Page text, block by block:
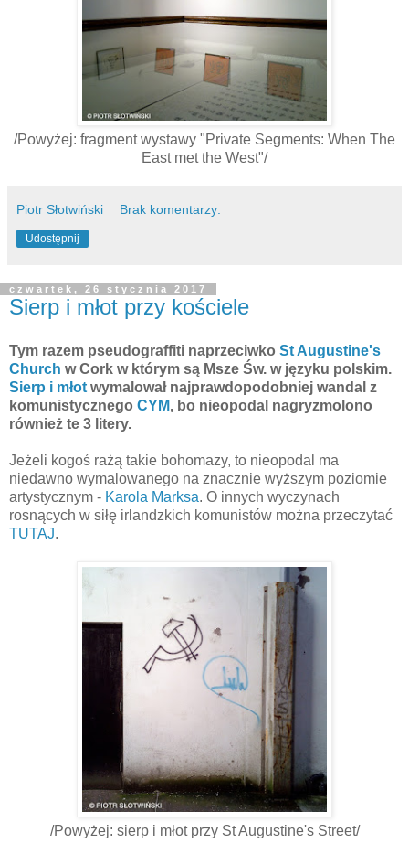
/Powyżej: fragment wystawy "Private Segments: When The
East met the West"/
Piotr Słotwiński Brak komentarzy:
Udostępnij
czwartek, 26 stycznia 2017
Sierp i młot przy kościele
Tym razem pseudograffiti naprzeciwko St Augustine's
Church w Cork w którym są Msze Św. w języku polskim.
Sierp i młot wymalował najprawdopodobniej wandal z
komunistycznego CYM, bo nieopodal nagryzmolono
również te 3 litery.
Jeżeli kogoś rażą takie bohomazy, to nieopodal ma
niedawno wymalowanego na znacznie wyższym poziomie
artystycznym - Karola Marksa. O innych wyczynach
rosnących w siłę irlandzkich komunistów można przeczytać
TUTAJ.
/Powyżej: sierp i młot przy St Augustine's Street/